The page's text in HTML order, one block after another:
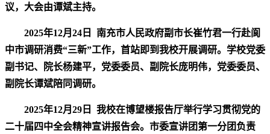
议，大会由谭斌主持。
2025年12月24日 南充市人民政府副市长崔竹君一行赴阆
中市调研消费“三新”工作，首站即到我校开展调研。学校党委
副书记、院长杨建平，党委委员、副院长庞明伟，党委委员、
副院长谭斌陪同调研。
2025年12月29日 我校在博望楼报告厅举行学习贯彻党的
二十届四中全会精神宣讲报告会。市委宣讲团第一分团负责